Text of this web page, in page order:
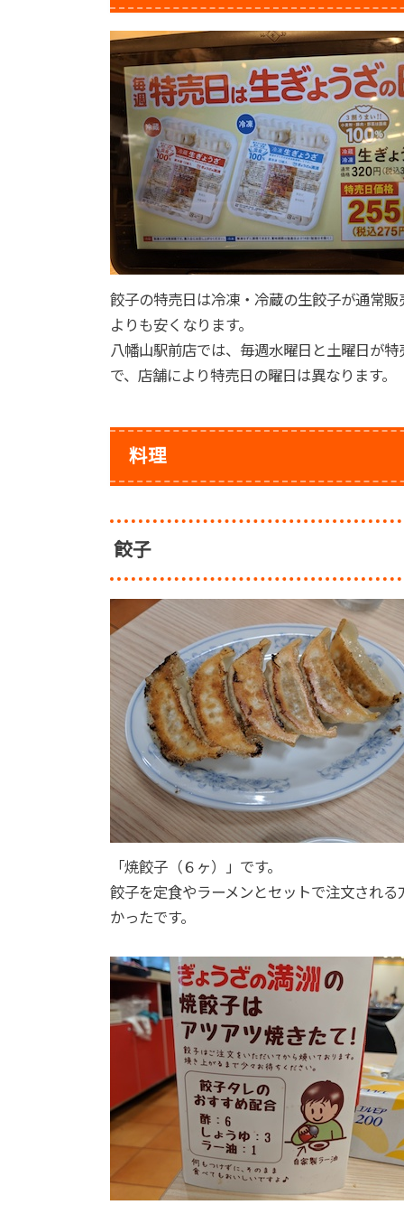
餃子の特売日は冷凍・冷蔵の生餃子が通常販
よりも安くなります。
八幡山駅前店では、毎週水曜日と土曜日が特
で、店舗により特売日の曜日は異なります。
料理
餃子
「焼餃子（６ヶ）」です。
餃子を定食やラーメンとセットで注文される
かったです。